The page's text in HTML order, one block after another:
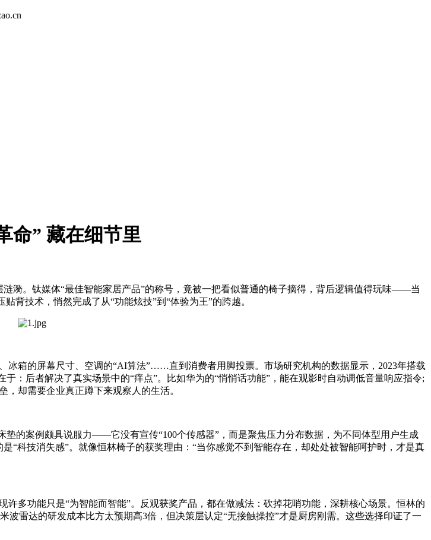
命” 藏在细节里
。钛媒体“最佳智能家居产品”的称号，竟被一把看似普通的椅子摘得，背后逻辑值得玩味——当
背技术，悄然完成了从“功能炫技”到“体验为王”的跨越。
的屏幕尺寸、空调的“AI算法”……直到消费者用脚投票。市场研究机构的数据显示，2023年搭载
：后者解决了真实场景中的“痒点”。比如华为的“悄悄话功能”，能在观影时自动调低音量响应指令;
却需要企业真正蹲下来观察人的生活。
的案例颇具说服力——它没有宣传“100个传感器”，而是聚焦压力分布数据，为不同体型用户生成
“科技消失感”。就像恒林椅子的获奖理由：“当你感觉不到智能存在，却处处被智能呵护时，才是真
功能只是“为智能而智能”。反观获奖产品，都在做减法：砍掉花哨功能，深耕核心场景。恒林的
雷达的研发成本比方太预期高3倍，但决策层认定“无接触操控”才是厨房刚需。这些选择印证了一